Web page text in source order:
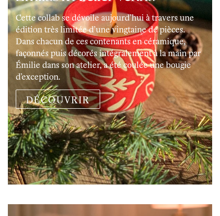
Cette collab se dévoile aujourd’hui à travers une
édition très limitée d’une vingtaine de pièces.
Dans chacun de ces contenants en céramique,
façonnés puis décorés intégralement à la main par
Émilie dans son atelier, a été coulée une bougie
d’exception.
DÉCOUVRIR